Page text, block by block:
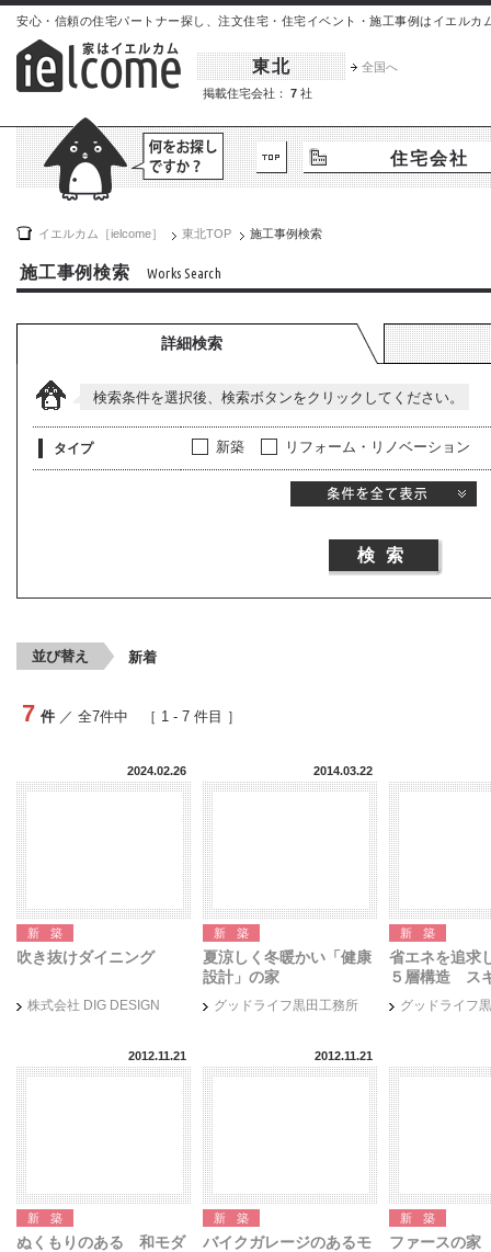
安心・信頼の住宅パートナー探し、注文住宅・住宅イベント・施工事例はイエルカ
東北
全国へ
掲載住宅会社：
7 社
住宅会社
イエルカム［ielcome］ 東北TOP 施工事例検索
施工事例検索 Works Search
詳細検索
検索条件を選択後、検索ボタンをクリックしてください。
タイプ 新築 リフォーム・リノベーション
並び替え 新着
7 件 ／ 全7件中 ［ 1 - 7 件目 ］
2024.02.26
新築
吹き抜けダイニング
株式会社 DIG DESIGN
2014.03.22
新築
夏涼しく冬暖かい「健康
設計」の家
グッドライフ黒田工務所
新築
省エネを追求
５層構造 ス
グッドライフ
2012.11.21
新築
ぬくもりのある 和モダ
2012.11.21
新築
バイクガレージのあるモ
新築
ファースの家